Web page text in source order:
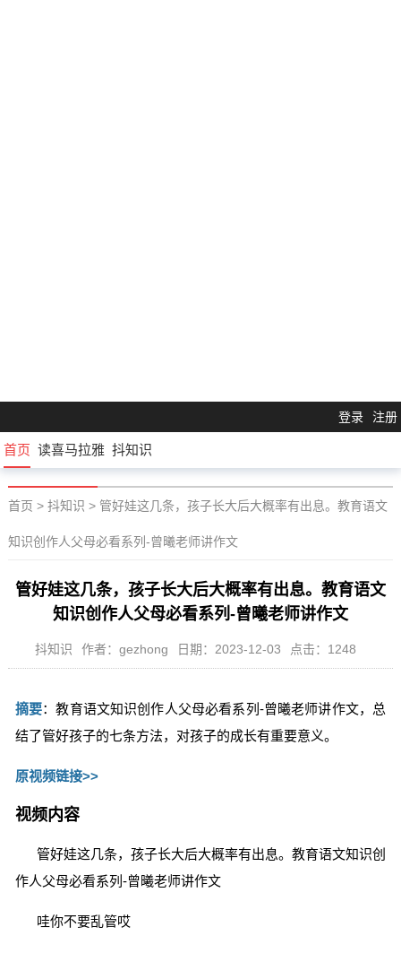
登录 注册
首页 读喜马拉雅 抖知识
首页 > 抖知识 > 管好娃这几条，孩子长大后大概率有出息。教育语文
知识创作人父母必看系列-曾曦老师讲作文
管好娃这几条，孩子长大后大概率有出息。教育语文
知识创作人父母必看系列-曾曦老师讲作文
抖知识 作者：gezhong 日期：2023-12-03 点击：1248
摘要：教育语文知识创作人父母必看系列-曾曦老师讲作文，总
结了管好孩子的七条方法，对孩子的成长有重要意义。
原视频链接>>
视频内容
管好娃这几条，孩子长大后大概率有出息。教育语文知识创
作人父母必看系列-曾曦老师讲作文
哇你不要乱管哎